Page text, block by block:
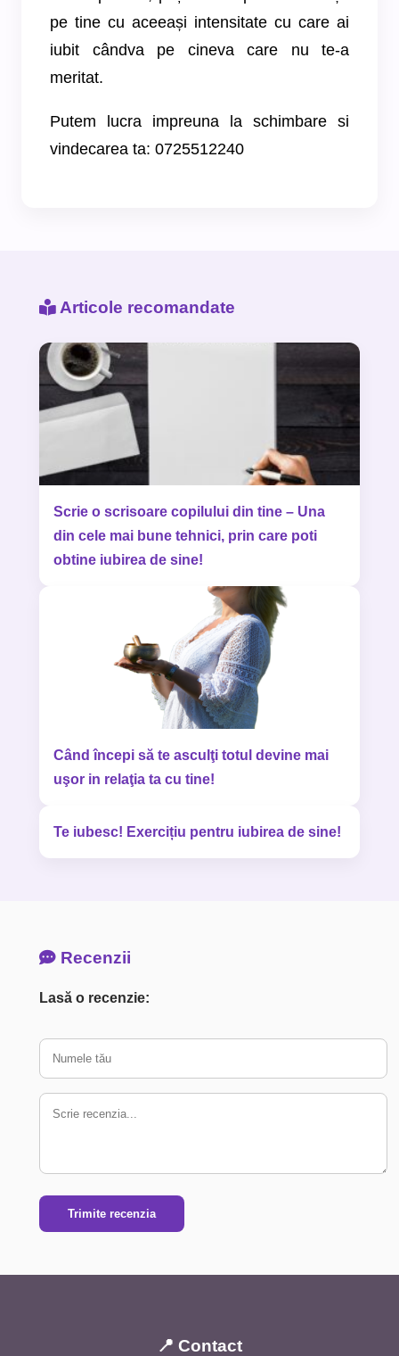
pe tine cu aceeași intensitate cu care ai
iubit cândva pe cineva care nu te-a
meritat.
Putem lucra impreuna la schimbare si
vindecarea ta: 0725512240
Articole recomandate
Scrie o scrisoare copilului din tine – Una
din cele mai bune tehnici, prin care poti
obtine iubirea de sine!
Când începi să te asculţi totul devine mai
uşor in relaţia ta cu tine!
Te iubesc! Exercițiu pentru iubirea de sine!
Recenzii
Lasă o recenzie:
Trimite recenzia
📍 Contact